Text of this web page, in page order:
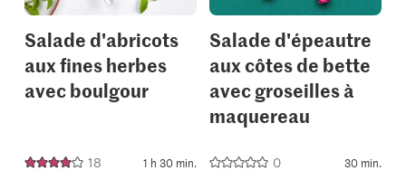
Salade d'abricots
aux fines herbes
avec boulgour
18 1 h 30 min.
Salade d'épeautre
aux côtes de bette
avec groseilles à
maquereau
0 30 min.